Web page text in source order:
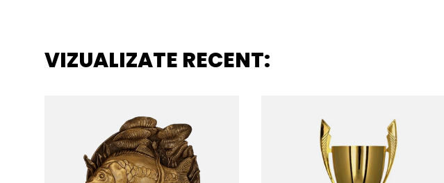
VIZUALIZATE RECENT: